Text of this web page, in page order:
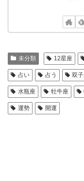
未分類 12星座
占い 占う 双
水瓶座 牡牛座
運勢 開運